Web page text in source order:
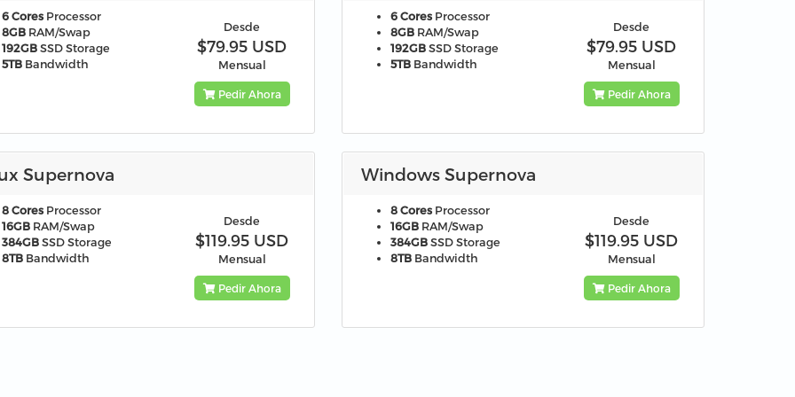
6 CoresProcessor
8GBRAM/Swap
192GBSSD Storage
5TBBandwidth
Desde
$79.95 USD
Mensual
Pedir Ahora
6 Cores Processor
8GB RAM/Swap
192GB SSD Storage
5TB Bandwidth
Desde
$79.95 USD
Mensual
Pedir Ahora
Supernova
8 CoresProcessor
16GBRAM/Swap
384GBSSD Storage
8TBBandwidth
Desde
$119.95 USD
Mensual
Pedir Ahora
Windows Supernova
8 Cores Processor
16GB RAM/Swap
384GB SSD Storage
8TB Bandwidth
Desde
$119.95 USD
Mensual
Pedir Ahora